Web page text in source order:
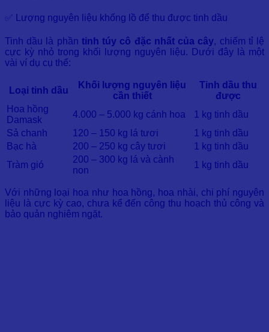
✅ Lượng nguyên liệu khổng lồ để thu được tinh dầu
Tinh dầu là phần tinh túy cô đặc nhất của cây, chiếm tỉ lệ
cực kỳ nhỏ trong khối lượng nguyên liệu. Dưới đây là một
vài ví dụ cụ thể:
Loại tinh dầu
Khối lượng nguyên liệu
cần thiết
Tinh dầu thu
được
Hoa hồng
Damask
4.000 – 5.000 kg cánh hoa
1 kg tinh dầu
Sả chanh
120 – 150 kg lá tươi
1 kg tinh dầu
Bạc hà
200 – 250 kg cây tươi
1 kg tinh dầu
Tràm gió
200 – 300 kg lá và cành
non
1 kg tinh dầu
Với những loại hoa như hoa hồng, hoa nhài, chi phí nguyên
liệu là cực kỳ cao, chưa kể đến công thu hoạch thủ công và
bảo quản nghiêm ngặt.